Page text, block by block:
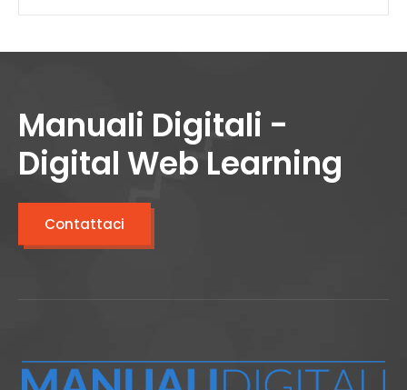
Manuali Digitali -
Digital Web Learning
Contattaci